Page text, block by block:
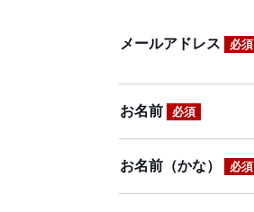
メールアドレス 必須
お名前 必須
お名前（かな） 必須